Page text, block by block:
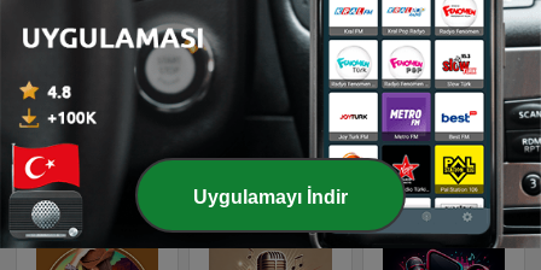
Top 90's Rewind 2000's
Uygulamayı İndir